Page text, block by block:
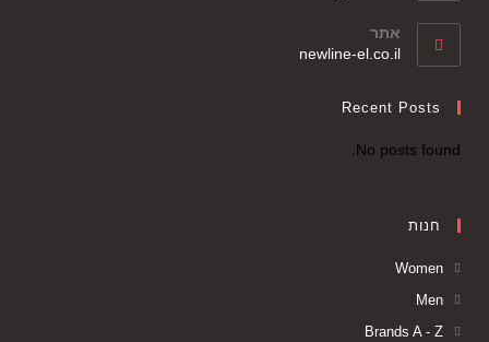
אתר
newline-el.co.il
Recent Posts
No posts found.
חנות
Women
Men
Brands A - Z